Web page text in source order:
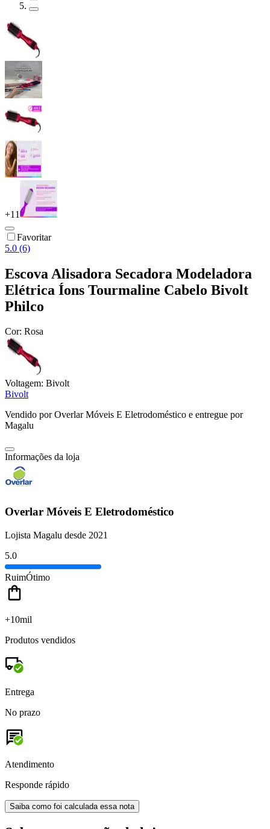
+11
Favoritar
5.0 (6)
Escova Alisadora Secadora Modeladora
Elétrica Íons Tourmaline Cabelo Bivolt
Philco
Cor: Rosa
Voltagem: Bivolt
Bivolt
Vendido porOverlar Móveis E Eletrodoméstico e entregue por
Magalu
Informações da loja
Overlar Móveis E Eletrodoméstico
Lojista Magalu desde 2021
5.0
RuimÓtimo
+10mil
Produtos vendidos
Entrega
No prazo
Atendimento
Responde rápido
Saiba como foi calculada essa nota